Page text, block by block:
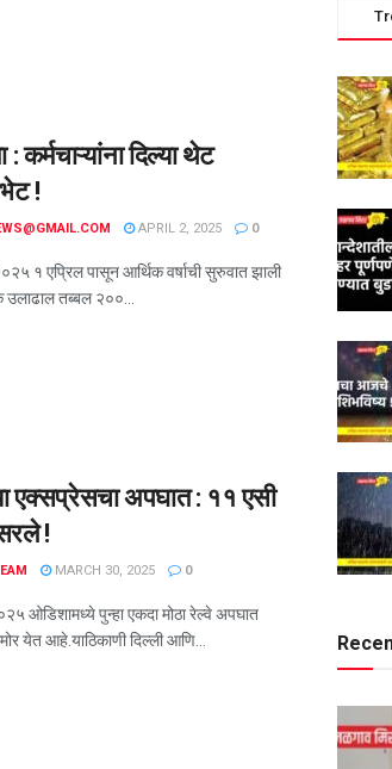
कर्मचाऱ्यांना दिल्या थेट
!
APRIL 2, 2025 0
१ एप्रिल पासून आर्थिक वर्षाची सुरुवात झाली
उलाढाल तब्बल २००...
एक्सप्रेसचा अपघात : ११ एसी
!
MARCH 30, 2025 0
ओडिशामध्ये पुन्हा एकदा मोठा रेल्वे अपघात
येत आहे.याठिकाणी दिल्ली आणि...